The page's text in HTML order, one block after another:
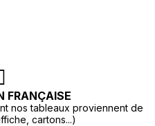
FRANÇAISE
nos tableaux proviennent de
cartons...)